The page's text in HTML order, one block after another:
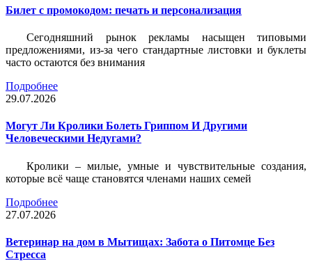
Билет c промокодом: печать и персонализация
Сегодняшний рынок рекламы насыщен типовыми
предложениями, из-за чего стандартные листовки и буклеты
часто остаются без внимания
Подробнее
29.07.2026
Могут Ли Кролики Болеть Гриппом И Другими
Человеческими Недугами?
Кролики – милые, умные и чувствительные создания,
которые всё чаще становятся членами наших семей
Подробнее
27.07.2026
Ветеринар на дом в Мытищах: Забота о Питомце Без
Стресса